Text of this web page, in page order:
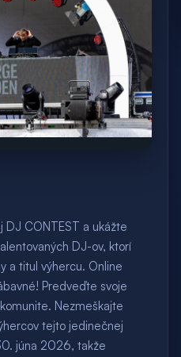
DJ CONTEST a ukážte
DJ-ov, ktorí
a titul výhercu. Online
Predveďte svoje
Nezmeškajte
tejto jedinečnej
júna 2026, takže